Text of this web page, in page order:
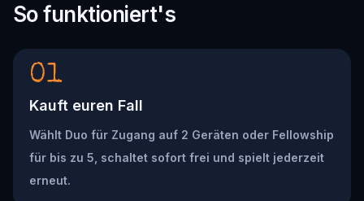
So funktioniert's
01
Kauft euren Fall
Wählt Duo für Zugang auf 2 Geräten oder Fellowship
für bis zu 5, schaltet sofort frei und spielt jederzeit
erneut.